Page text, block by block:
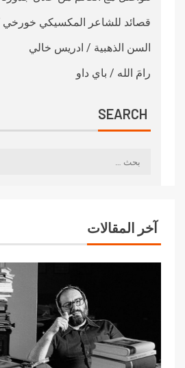
قصائد للشاعر المكسيكي خورخي
السن الذهبية / ادريس خالي
رامَ الله / باي داو
SEARCH
آخر المقالات